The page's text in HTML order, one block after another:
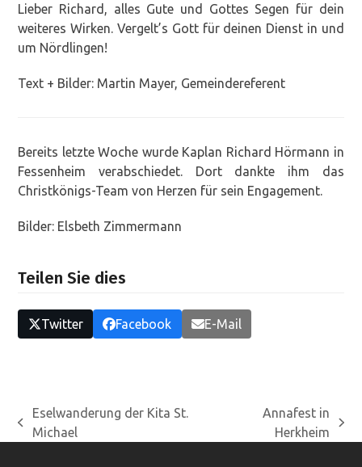
Lieber Richard, alles Gute und Gottes Segen für dein
weiteres Wirken. Vergelt’s Gott für deinen Dienst in und
um Nördlingen!
Text + Bilder: Martin Mayer, Gemeindereferent
Bereits letzte Woche wurde Kaplan Richard Hörmann in
Fessenheim verabschiedet. Dort dankte ihm das
Christkönigs-Team von Herzen für sein Engagement.
Bilder: Elsbeth Zimmermann
Teilen Sie dies
Twitter Facebook E-Mail
vorheriger
Eselwanderung der Kita St.
Michael
Annafest in
Herkheim